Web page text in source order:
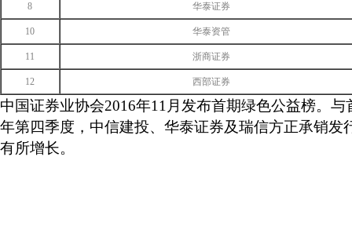
8 华泰证券
10 华泰资管
11 浙商证券
12 西部证券
中国证券业协会2016年11月发布首期绿色公益榜。 与
年第四季度，中信建投、华泰证券及瑞信方正承销发
有所增长。